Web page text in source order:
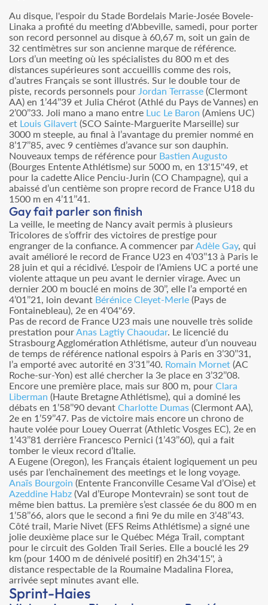
Au disque, l'espoir du Stade Bordelais Marie-Josée Bovele-
Linaka a profité du meeting d'Abbeville, samedi, pour porter
son record personnel au disque à 60,67 m, soit un gain de
32 centimètres sur son ancienne marque de référence.
Lors d’un meeting où les spécialistes du 800 m et des
distances supérieures sont accueillis comme des rois,
d’autres Français se sont illustrés. Sur le double tour de
piste, records personnels pour Jordan Terrasse (Clermont
AA) en 1’44’’39 et Julia Chérot (Athlé du Pays de Vannes) en
2’00’’33. Joli mano a mano entre Luc Le Baron (Amiens UC)
et Louis Gilavert (SCO Sainte-Marguerite Marseille) sur
3000 m steeple, au final à l’avantage du premier nommé en
8’17’’85, avec 9 centièmes d’avance sur son dauphin.
Nouveaux temps de référence pour Bastien Augusto
(Bourges Entente Athlétisme) sur 5000 m, en 13'15''49, et
pour la cadette Alice Penciu-Jurin (CO Champagne), qui a
abaissé d’un centième son propre record de France U18 du
1500 m en 4’11’’41.
Gay fait parler son finish
La veille, le meeting de Nancy avait permis à plusieurs
Tricolores de s’offrir des victoires de prestige pour
engranger de la confiance. A commencer par Adèle Gay, qui
avait amélioré le record de France U23 en 4’03’’13 à Paris le
28 juin et qui a récidivé. L’espoir de l’Amiens UC a porté une
violente attaque un peu avant le dernier virage. Avec un
dernier 200 m bouclé en moins de 30’’, elle l’a emporté en
4’01’’21, loin devant Bérénice Cleyet-Merle (Pays de
Fontainebleau), 2e en 4'04''69.
Pas de record de France U23 mais une nouvelle très solide
prestation pour Anas Lagtiy Chaoudar. Le licencié du
Strasbourg Agglomération Athlétisme, auteur d’un nouveau
de temps de référence national espoirs à Paris en 3’30’’31,
l’a emporté avec autorité en 3’31’’40. Romain Mornet (AC
Roche-sur-Yon) est allé chercher la 3e place en 3’32’’08.
Encore une première place, mais sur 800 m, pour Clara
Liberman (Haute Bretagne Athlétisme), qui a dominé les
débats en 1’58’’90 devant Charlotte Dumas (Clermont AA),
2e en 1’59’’47. Pas de victoire mais encore un chrono de
haute volée pour Louey Ouerrat (Athletic Vosges EC), 2e en
1’43’’81 derrière Francesco Pernici (1’43’’60), qui a fait
tomber le vieux record d’Italie.
A Eugene (Oregon), les Français étaient logiquement un peu
usés par l’enchaînement des meetings et le long voyage.
Anaïs Bourgoin (Entente Franconville Cesame Val d’Oise) et
Azeddine Habz (Val d’Europe Montevrain) se sont tout de
même bien battus. La première s’est classée 6e du 800 m en
1’58’’66, alors que le second a fini 9e du mile en 3’48’’43.
Côté trail, Marie Nivet (EFS Reims Athlétisme) a signé une
jolie deuxième place sur le Québec Méga Trail, comptant
pour le circuit des Golden Trail Series. Elle a bouclé les 29
km (pour 1400 m de dénivelé positif) en 2h34'15'', à
distance respectable de la Roumaine Madalina Florea,
arrivée sept minutes avant elle.
Sprint-Haies